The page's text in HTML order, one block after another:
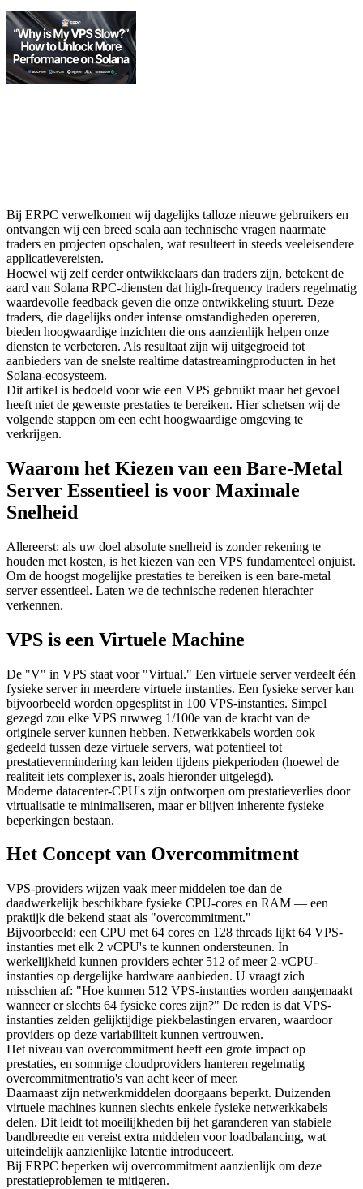
Bij ERPC verwelkomen wij dagelijks talloze nieuwe gebruikers en
ontvangen wij een breed scala aan technische vragen naarmate
traders en projecten opschalen, wat resulteert in steeds veeleisendere
applicatievereisten.
Hoewel wij zelf eerder ontwikkelaars dan traders zijn, betekent de
aard van Solana RPC-diensten dat high-frequency traders regelmatig
waardevolle feedback geven die onze ontwikkeling stuurt. Deze
traders, die dagelijks onder intense omstandigheden opereren,
bieden hoogwaardige inzichten die ons aanzienlijk helpen onze
diensten te verbeteren. Als resultaat zijn wij uitgegroeid tot
aanbieders van de snelste realtime datastreamingproducten in het
Solana-ecosysteem.
Dit artikel is bedoeld voor wie een VPS gebruikt maar het gevoel
heeft niet de gewenste prestaties te bereiken. Hier schetsen wij de
volgende stappen om een echt hoogwaardige omgeving te
verkrijgen.
Waarom het Kiezen van een Bare-Metal
Server Essentieel is voor Maximale
Snelheid
Allereerst: als uw doel absolute snelheid is zonder rekening te
houden met kosten, is het kiezen van een VPS fundamenteel onjuist.
Om de hoogst mogelijke prestaties te bereiken is een bare-metal
server essentieel. Laten we de technische redenen hierachter
verkennen.
VPS is een Virtuele Machine
De "V" in VPS staat voor "Virtual." Een virtuele server verdeelt één
fysieke server in meerdere virtuele instanties. Een fysieke server kan
bijvoorbeeld worden opgesplitst in 100 VPS-instanties. Simpel
gezegd zou elke VPS ruwweg 1/100e van de kracht van de
originele server kunnen hebben. Netwerkkabels worden ook
gedeeld tussen deze virtuele servers, wat potentieel tot
prestatievermindering kan leiden tijdens piekperioden (hoewel de
realiteit iets complexer is, zoals hieronder uitgelegd).
Moderne datacenter-CPU's zijn ontworpen om prestatieverlies door
virtualisatie te minimaliseren, maar er blijven inherente fysieke
beperkingen bestaan.
Het Concept van Overcommitment
VPS-providers wijzen vaak meer middelen toe dan de
daadwerkelijk beschikbare fysieke CPU-cores en RAM — een
praktijk die bekend staat als "overcommitment."
Bijvoorbeeld: een CPU met 64 cores en 128 threads lijkt 64 VPS-
instanties met elk 2 vCPU's te kunnen ondersteunen. In
werkelijkheid kunnen providers echter 512 of meer 2-vCPU-
instanties op dergelijke hardware aanbieden. U vraagt zich
misschien af: "Hoe kunnen 512 VPS-instanties worden aangemaakt
wanneer er slechts 64 fysieke cores zijn?" De reden is dat VPS-
instanties zelden gelijktijdige piekbelastingen ervaren, waardoor
providers op deze variabiliteit kunnen vertrouwen.
Het niveau van overcommitment heeft een grote impact op
prestaties, en sommige cloudproviders hanteren regelmatig
overcommitmentratio's van acht keer of meer.
Daarnaast zijn netwerkmiddelen doorgaans beperkt. Duizenden
virtuele machines kunnen slechts enkele fysieke netwerkkabels
delen. Dit leidt tot moeilijkheden bij het garanderen van stabiele
bandbreedte en vereist extra middelen voor loadbalancing, wat
uiteindelijk aanzienlijke latentie introduceert.
Bij ERPC beperken wij overcommitment aanzienlijk om deze
prestatieproblemen te mitigeren.